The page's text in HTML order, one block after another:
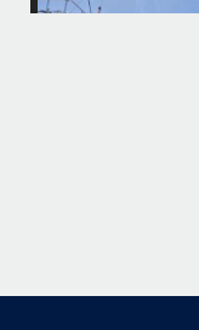
また来年も